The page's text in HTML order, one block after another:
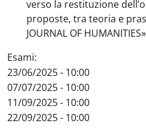
verso la restituzione
proposte, tra teoria e
JOURNAL OF
Esami:
23/06/2025 - 10:00
07/07/2025 - 10:00
11/09/2025 - 10:00
22/09/2025 - 10:00